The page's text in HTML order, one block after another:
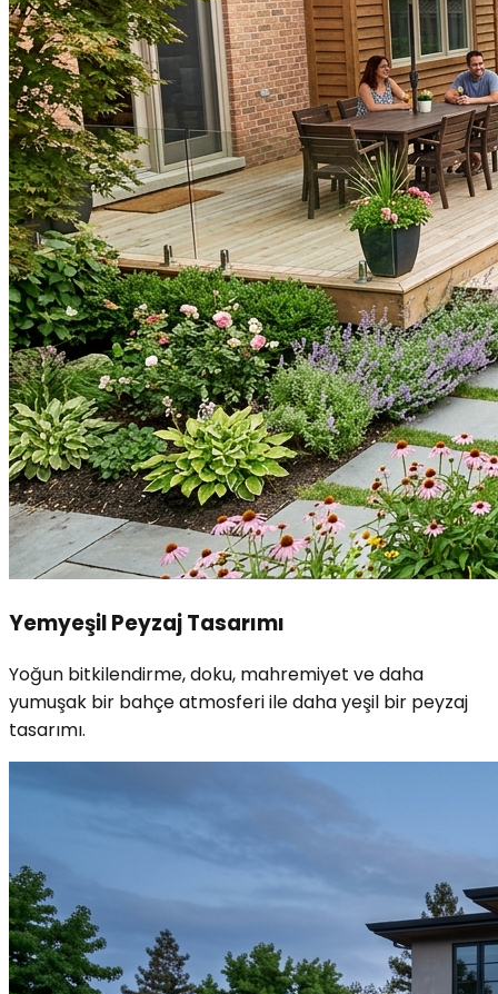
Yemyeşil Peyzaj Tasarımı
Yoğun bitkilendirme, doku, mahremiyet ve daha
yumuşak bir bahçe atmosferi ile daha yeşil bir peyzaj
tasarımı.